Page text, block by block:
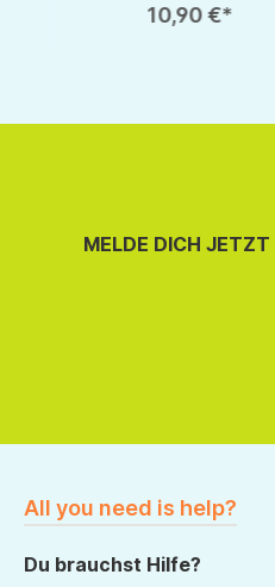
10,90 €*
MELDE DICH JETZT
All you need is help?
Du brauchst Hilfe?